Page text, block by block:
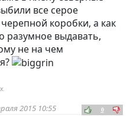
все серое
коробки, а как
разумное выдавать,
не на чем
2015 10:55 0